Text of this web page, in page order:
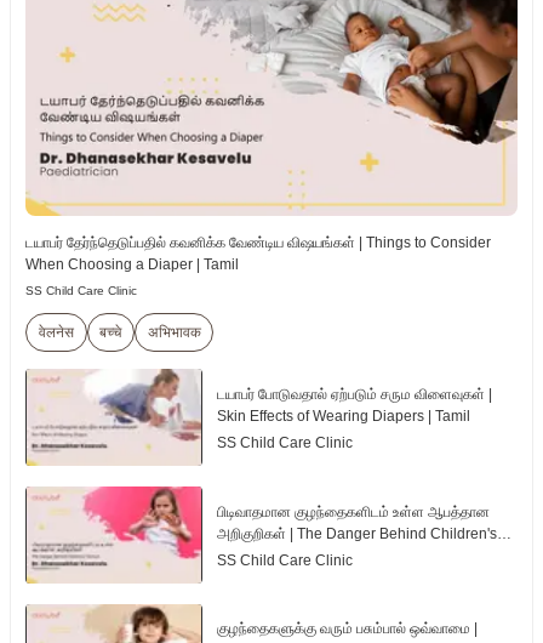
டயாபர் தேர்ந்தெடுப்பதில் கவனிக்க வேண்டிய விஷயங்கள் | Things to Consider
When Choosing a Diaper | Tamil
SS Child Care Clinic
वेलनेस बच्चे अभिभावक
டயாபர் போடுவதால் ஏற்படும் சரும விளைவுகள் |
Skin Effects of Wearing Diapers | Tamil
SS Child Care Clinic
பிடிவாதமான குழந்தைகளிடம் உள்ள ஆபத்தான
அறிகுறிகள் | The Danger Behind Children's
Tantrum | Tamil
SS Child Care Clinic
குழந்தைகளுக்கு வரும் பசும்பால் ஒவ்வாமை |